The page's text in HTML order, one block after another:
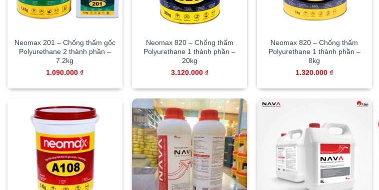
Neomax 201 – Chống thấm gốc
Polyurethane 2 thành phần –
7.2kg
1.090.000₫
Neomax 820 – Chống thấm
Polyurethane 1 thành phần –
20kg
3.120.000 ₫
Neomax 820 – Chống thấm
Polyurethane 1 thành phần –
8kg
1.320.000₫